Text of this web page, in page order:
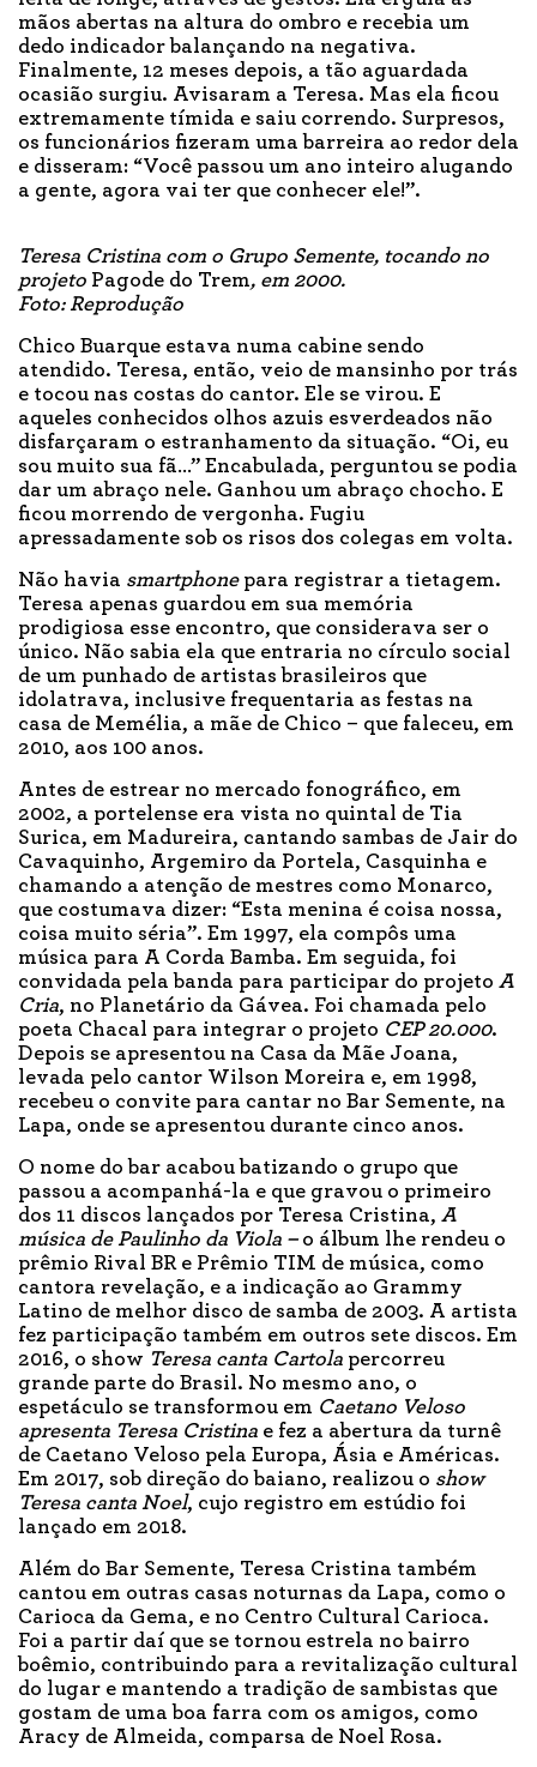
mãos abertas na altura do ombro e recebia um
dedo indicador balançando na negativa.
Finalmente, 12 meses depois, a tão aguardada
ocasião surgiu. Avisaram a Teresa. Mas ela ficou
extremamente tímida e saiu correndo. Surpresos,
os funcionários fizeram uma barreira ao redor dela
e disseram: “Você passou um ano inteiro alugando
a gente, agora vai ter que conhecer ele!”.
Teresa Cristina com o Grupo Semente, tocando no
projeto Pagode do Trem, em 2000.
Foto: Reprodução
Chico Buarque estava numa cabine sendo
atendido. Teresa, então, veio de mansinho por trás
e tocou nas costas do cantor. Ele se virou. E
aqueles conhecidos olhos azuis esverdeados não
disfarçaram o estranhamento da situação. “Oi, eu
sou muito sua fã…” Encabulada, perguntou se podia
dar um abraço nele. Ganhou um abraço chocho. E
ficou morrendo de vergonha. Fugiu
apressadamente sob os risos dos colegas em volta.
Não havia smartphonepara registrar a tietagem.
Teresa apenas guardou em sua memória
prodigiosa esse encontro, que considerava ser o
único. Não sabia ela que entraria no círculo social
de um punhado de artistas brasileiros que
idolatrava, inclusive frequentaria as festas na
casa de Memélia, a mãe de Chico – que faleceu, em
2010, aos 100 anos.
Antes de estrear no mercado fonográfico, em
2002, a portelense era vista no quintal de Tia
Surica, em Madureira, cantando sambas de Jair do
Cavaquinho, Argemiro da Portela, Casquinha e
chamando a atenção de mestres como Monarco,
que costumava dizer: “Esta menina é coisa nossa,
coisa muito séria”. Em 1997, ela compôs uma
música para A Corda Bamba. Em seguida, foi
convidada pela banda para participar do projeto A
Cria, no Planetário da Gávea. Foi chamada pelo
poeta Chacal para integrar o projeto CEP 20.000.
Depois se apresentou na Casa da Mãe Joana,
levada pelo cantor Wilson Moreira e, em 1998,
recebeu o convite para cantar no Bar Semente, na
Lapa, onde se apresentou durante cinco anos.
O nome do bar acabou batizando o grupo que
passou a acompanhá-la e que gravou o primeiro
dos 11 discos lançados por Teresa Cristina, A
música de Paulinho da Viola –o álbum lhe rendeu o
prêmio Rival BR e Prêmio TIM de música, como
cantora revelação, e a indicação ao Grammy
Latino de melhor disco de samba de 2003. A artista
fez participação também em outros sete discos. Em
2016, o show Teresa canta Cartola percorreu
grande parte do Brasil. No mesmo ano, o
espetáculo se transformou em Caetano Veloso
apresenta Teresa Cristina e fez a abertura da turnê
de Caetano Veloso pela Europa, Ásia e Américas.
Em 2017, sob direção do baiano, realizou o show
Teresa canta Noel, cujo registro em estúdio foi
lançado em 2018.
Além do Bar Semente, Teresa Cristina também
cantou em outras casas noturnas da Lapa, como o
Carioca da Gema, e no Centro Cultural Carioca.
Foi a partir daí que se tornou estrela no bairro
boêmio, contribuindo para a revitalização cultural
do lugar e mantendo a tradição de sambistas que
gostam de uma boa farra com os amigos, como
Aracy de Almeida, comparsa de Noel Rosa.